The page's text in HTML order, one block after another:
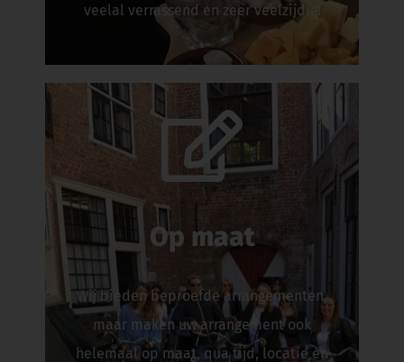
veelal verrassend en zeer veelzijdig!
Op maat
Wij bieden beproefde arrangementen,
maar maken uw arrangement ook
helemaal op maat, qua tijd, locatie en